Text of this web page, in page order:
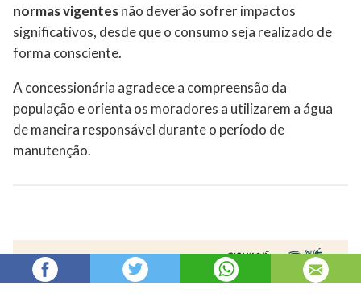
normas vigentesnão deverão sofrer impactos
significativos, desde que o consumo seja realizado de
forma consciente.
A concessionária agradece a compreensão da
população e orienta os moradores a utilizarem a água
de maneira responsável durante o período de
manutenção.